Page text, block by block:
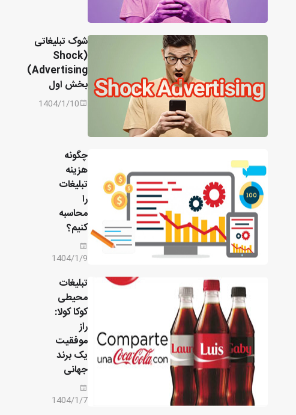
شوک تبلیغاتی
(Shock
Advertising)
بخش اول
1404/1/10
چگونه
هزینه
تبلیغات
را
محاسبه
کنیم؟
1404/1/9
تبلیغات
محیطی
کوکا کولا:
راز
موفقیت
یک برند
جهانی
1404/1/7